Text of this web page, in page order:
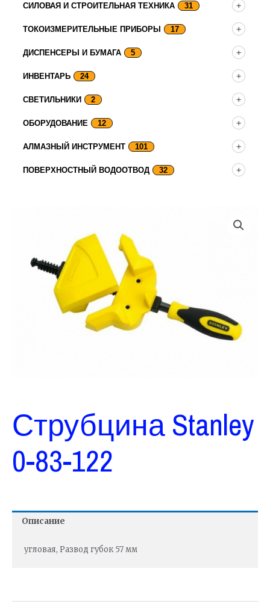
СИЛОВАЯ И СТРОИТЕЛЬНАЯ ТЕХНИКА 31
ТОКОИЗМЕРИТЕЛЬНЫЕ ПРИБОРЫ 17
ДИСПЕНСЕРЫ И БУМАГА 5
ИНВЕНТАРЬ 24
СВЕТИЛЬНИКИ 2
ОБОРУДОВАНИЕ 12
АЛМАЗНЫЙ ИНСТРУМЕНТ 101
ПОВЕРХНОСТНЫЙ ВОДООТВОД 32
Струбцина Stanley
0-83-122
Описание
угловая, Развод губок 57 мм